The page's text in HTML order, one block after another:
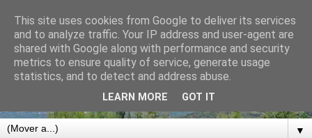
CLUB DE MONTAÑA
NABAÍN
BOLTAÑA. SOBRARBE. PIRINEO ARAGONÉS
▼
This site uses cookies from Google to deliver its services
and to analyze traffic. Your IP address and user-agent are
shared with Google along with performance and security
metrics to ensure quality of service, generate usage
statistics, and to detect and address abuse.
LEARN MORE GOT IT